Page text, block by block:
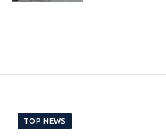
TOP NEWS